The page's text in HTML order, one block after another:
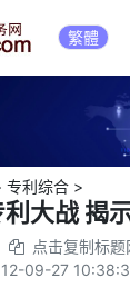
繁體
专利综合>
大战 揭
点击复制标题
09-27